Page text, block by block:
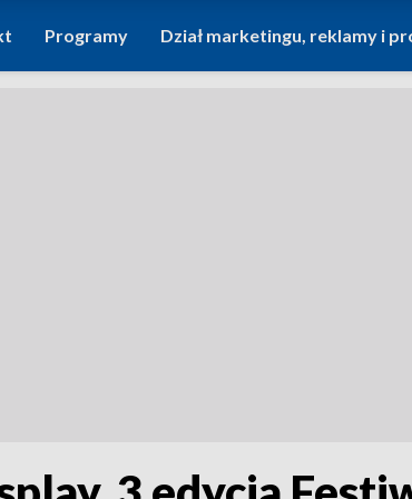
Programy Dział marketingu, reklamy i